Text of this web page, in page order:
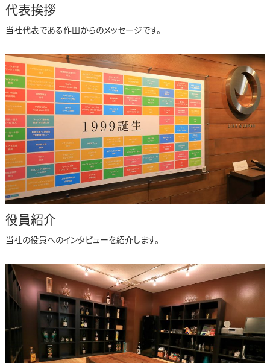
代表挨拶
当社代表である作田からのメッセージです。
役員紹介
当社の役員へのインタビューを紹介します。